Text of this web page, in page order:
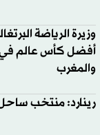
وزيرة الرياضة
أفضل كأس عالم في
والمغرب
رينارد: منتخب ساحل